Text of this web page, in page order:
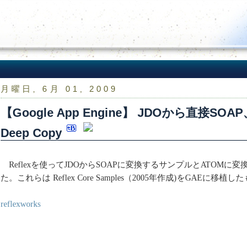
月曜日, 6月 01, 2009
【Google App Engine】 JDOから直接
Deep Copy
Reflexを使ってJDOからSOAPに変換するサンプルとATOMに変
た。これらは Reflex Core Samples（2005年作成)をGAEに移植し
reflexworks